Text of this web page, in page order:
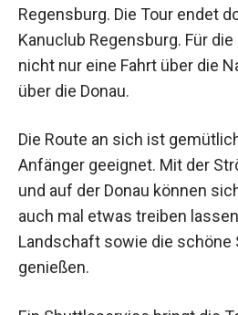
Regensburg. Die Tour endet
Kanuclub Regensburg. Für
nicht nur eine Fahrt über die
über die Donau.
Die Route an sich ist
Anfänger geeignet. Mit der
und auf der Donau können
auch mal etwas treiben
Landschaft sowie die schöne
genießen.